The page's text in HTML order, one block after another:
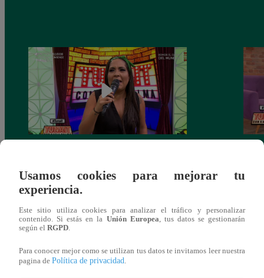
del 2018
También te puede
Usamos cookies para mejorar tu
experiencia.
Este sitio utiliza cookies para analizar el tráfico y personalizar
contenido. Si estás en la Unión Europea, tus datos se gestionarán
según el RGPD.
Para conocer mejor como se utilizan tus datos te invitamos leer nuestra
pagina de Política de privacidad.